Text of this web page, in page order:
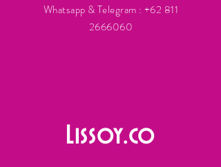
Whatsapp & Telegram : +62 811
2666060
Lissoy.co